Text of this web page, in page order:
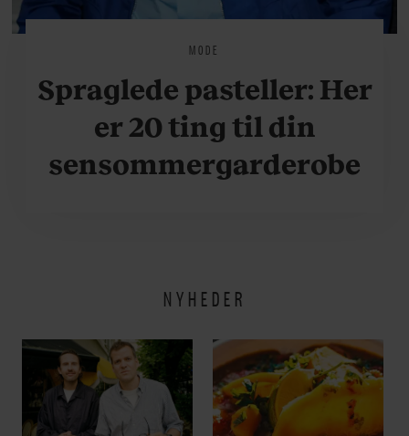
MODE
Spraglede pasteller: Her
er 20 ting til din
sensommergarderobe
NYHEDER